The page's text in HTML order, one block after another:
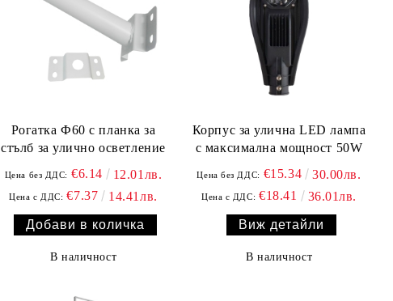
Рогатка Ф60 с планка за
стълб за улично осветление
Цена без ДДС: €6.14 12.01лв.
Цена с ДДС: €7.37 14.41лв.
В наличност
Корпус за улична LED лампа
с максимална мощност 50W
Цена без ДДС: €15.34 30.00лв.
Цена с ДДС: €18.41 36.01лв.
Виж детайли
В наличност